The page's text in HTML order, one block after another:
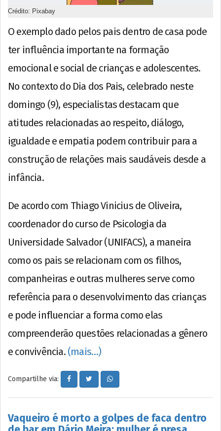
Crédito: Pixabay
O exemplo dado pelos pais dentro de casa pode
ter influência importante na formação
emocional e social de crianças e adolescentes.
No contexto do Dia dos Pais, celebrado neste
domingo (9), especialistas destacam que
atitudes relacionadas ao respeito, diálogo,
igualdade e empatia podem contribuir para a
construção de relações mais saudáveis desde a
infância.
De acordo com Thiago Vinicius de Oliveira,
coordenador do curso de Psicologia da
Universidade Salvador (UNIFACS), a maneira
como os pais se relacionam com os filhos,
companheiras e outras mulheres serve como
referência para o desenvolvimento das crianças
e pode influenciar a forma como elas
compreenderão questões relacionadas a gênero
e convivência. (mais…)
Compartilhe via:
Vaqueiro é morto a golpes de faca dentro